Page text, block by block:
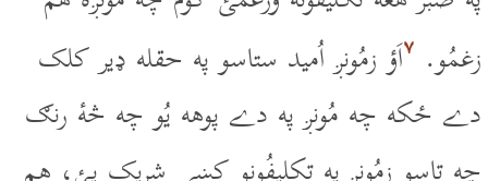
زغمُو. ۷اَؤ زمُونږ اُميد ستاسو په حقله ډير کلک
دے ځکه چه مُونږ په دے پوهه يُو چه څۀ رنګ